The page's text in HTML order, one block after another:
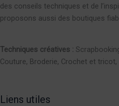
des conseils techniques et de
proposons aussi des boutiques
Techniques créatives :
Couture, Broderie, Crochet et
Liens utiles